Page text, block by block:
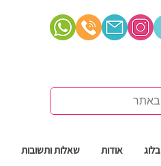
בלוג אודות שאלות ותשובות